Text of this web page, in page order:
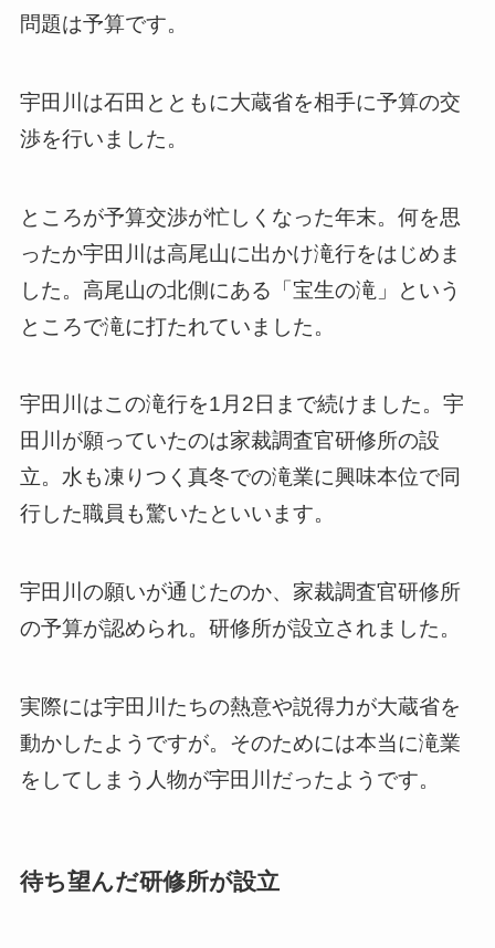
問題は予算です。
宇田川は石田とともに大蔵省を相手に予算の交
渉を行いました。
ところが予算交渉が忙しくなった年末。何を思
ったか宇田川は高尾山に出かけ滝行をはじめま
した。高尾山の北側にある「宝生の滝」という
ところで滝に打たれていました。
宇田川はこの滝行を1月2日まで続けました。宇
田川が願っていたのは家裁調査官研修所の設
立。水も凍りつく真冬での滝業に興味本位で同
行した職員も驚いたといいます。
宇田川の願いが通じたのか、家裁調査官研修所
の予算が認められ。研修所が設立されました。
実際には宇田川たちの熱意や説得力が大蔵省を
動かしたようですが。そのためには本当に滝業
をしてしまう人物が宇田川だったようです。
待ち望んだ研修所が設立